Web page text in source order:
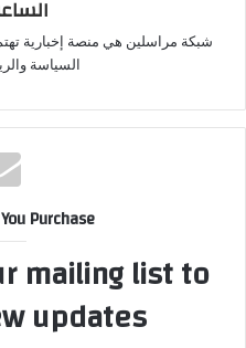
شبكة مراسلين هي منصة إخبارية
السياسة
Purchase
mailing list to
updates!